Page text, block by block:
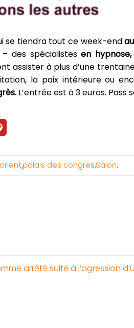
se tiendra tout ce week-end
des spécialistesen hypnose,
assister à plus d’une
la paix intérieure ou
L’entrée est à 3 euros. Pass
,palais des congres,Salon.
arrêté suite à l’agression